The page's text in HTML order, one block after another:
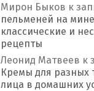
Мирон Быков к
пельменей на
классические и
рецепты
Леонид Матвеев к
Кремы для разных
лица в домашних